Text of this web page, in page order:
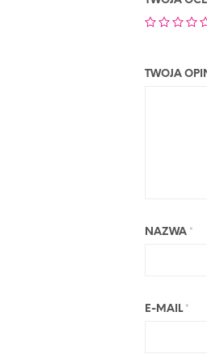
TWOJA
NAZWA *
E-MAIL *